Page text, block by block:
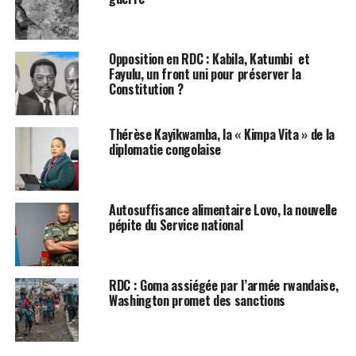
quelques-uns font l’objet des critiques, s’ils ne se
trouvent pas sur la table d’un juge. La réalité est qu’à
tous les niveaux, l’opinion publique s’est indignée les
cinq dernières années des malversations financières
occasionnant le détournement de plusieurs millions de
dollars. L’affaire dite des 15 millions de dollars en est
l’une d’entr’elles. Selon le rapport d’audit de l’IFG,
effectué auprès de plusieurs entreprises pétrolières et
certaines banques de la place, 15 millions de dollars de
bonus de l’Etat ont été détournés. Cet argent était
prélevé sur une créance de 100 millions de dollars à
rembourser.
L’autre scandale est celui des 650 millions de dollars
que Christian Mwando avait dénoncé lors de l’examen
du projet de loi de finances de l’exercice 2020, argent
qui aurait été, d’après lui, détourné par le
gouvernement Tshibala. Se référant au rapport de la
Opposition en RDC : Kabila, Katumbi et
Fayulu, un front uni pour préserver la
Constitution ?
Thérèse Kayikwamba, la « Kimpa Vita » de la
diplomatie congolaise
Autosuffisance alimentaire Lovo, la nouvelle
pépite du Service national
RDC : Goma assiégée par l’armée rwandaise,
Washington promet des sanctions